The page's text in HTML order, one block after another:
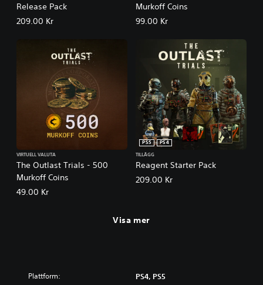
Release Pack
209.00 Kr
Murkoff Coins
99.00 Kr
The Outlast Trials - 500
Murkoff Coins
VIRTUELL VALUTA
49.00 Kr
Reagent Starter Pack
PS5
PS4
TILLÄGG
209.00 Kr
Visa mer
Plattform: PS4, PS5